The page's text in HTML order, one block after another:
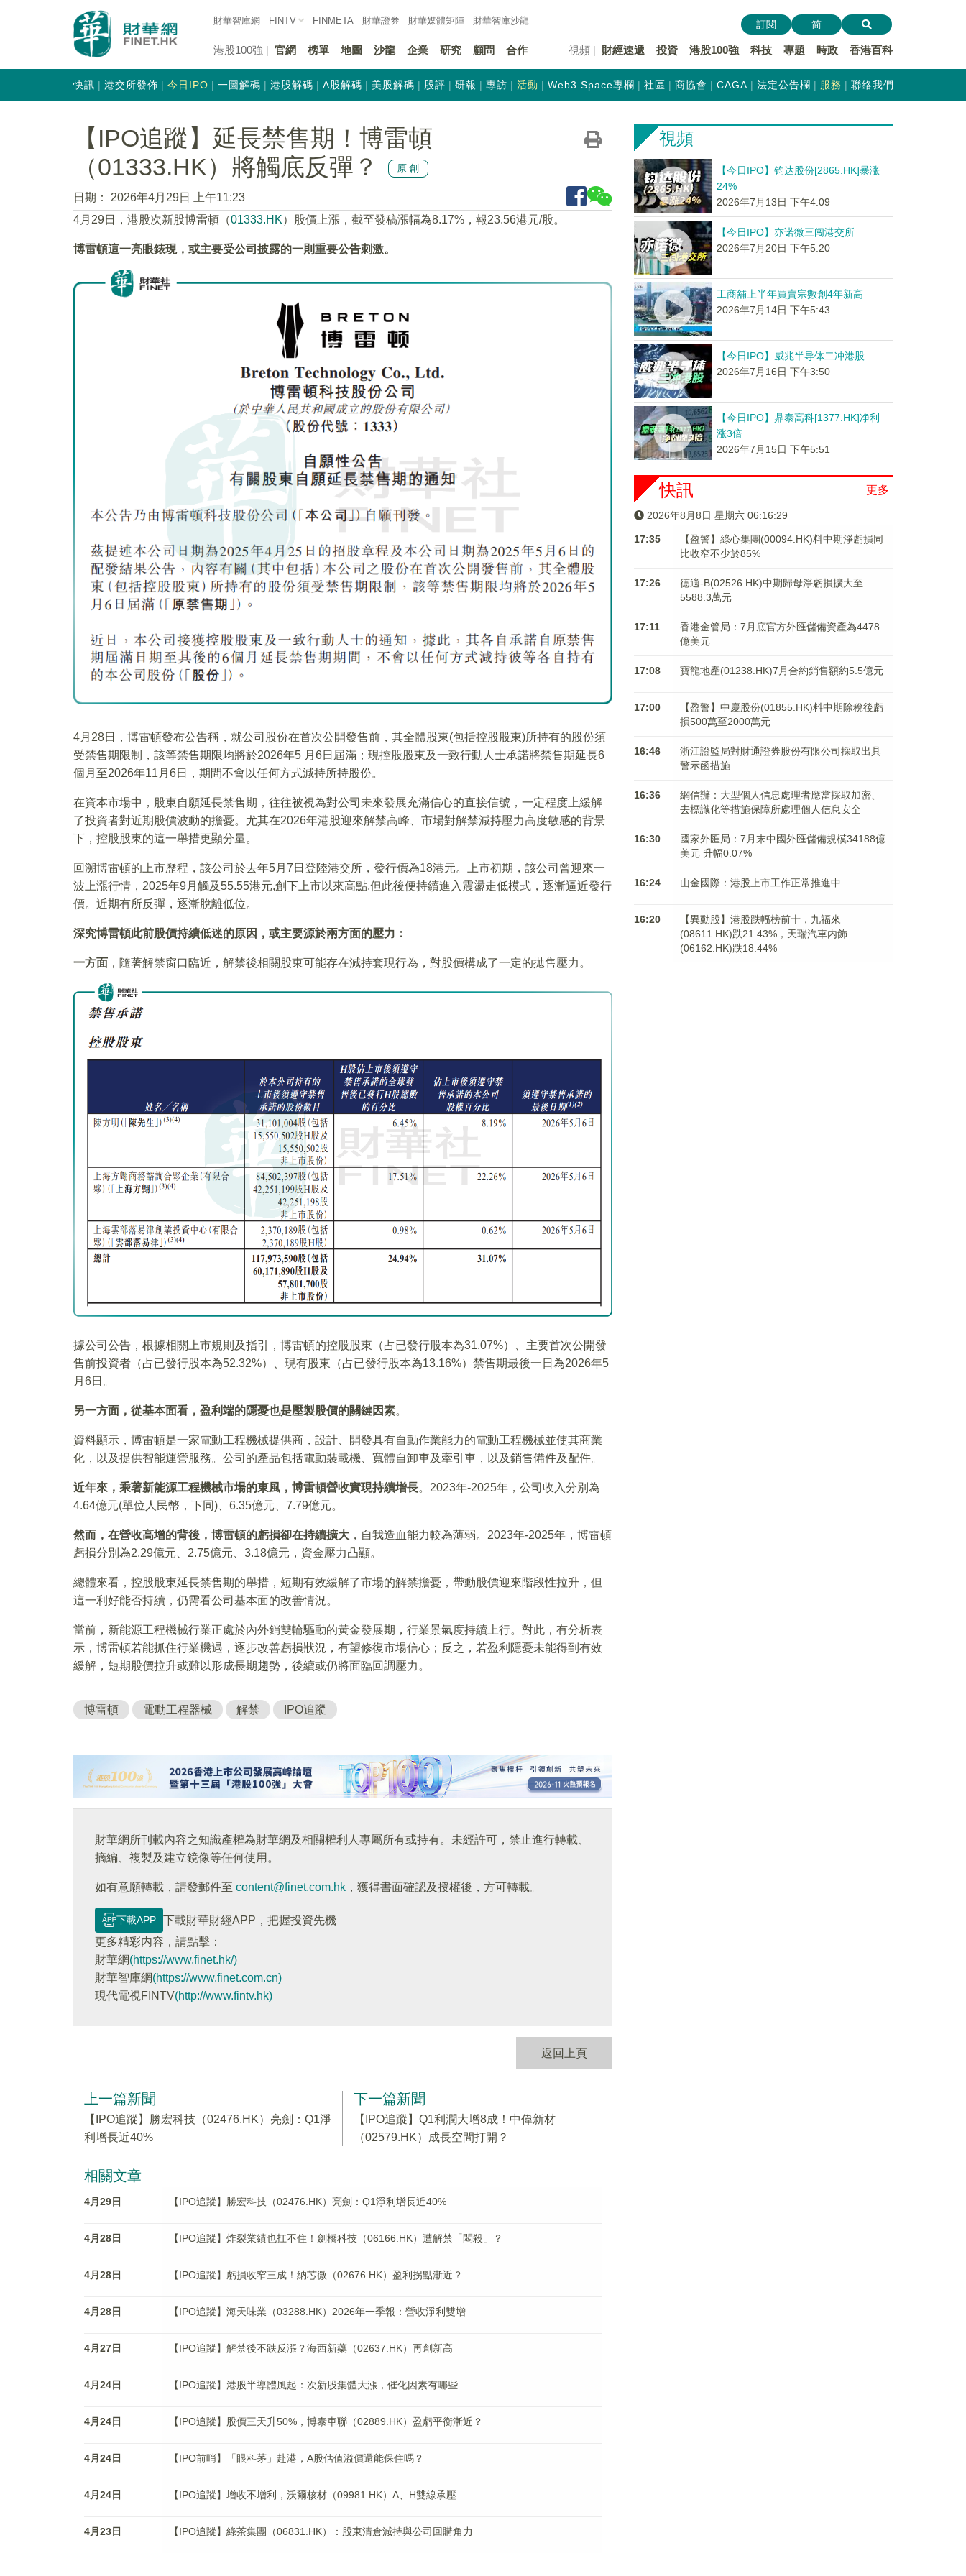
財華智庫網 FINTV FINMETA 財華證券 財華媒體矩陣 財華智庫沙龍
港股100強 官網 榜單 地圖 沙龍 企業 研究 顧問 合作 視頻 財經速遞 投資 港股100強 科技 專題 時政 香港百科
訂閱 简
快訊 港交所發佈 今日IPO 一圖解碼 港股解碼 A股解碼 美股解碼 股評 研報 專訪 活動 Web3 Space專欄 社區 商協會 CAGA 法定公告欄 服務 聯絡我們
【IPO追蹤】延長禁售期！博雷頓
（01333.HK）將觸底反彈？
原創
日期：
2026年4月29日 上午11:23
4月29日，港股次新股博雷頓（01333.HK）股價上漲，截至發稿漲幅為8.17%，報23.56港元/股。
博雷頓這一亮眼錶現，或主要受公司披露的一則重要公告刺激。
4月28日，博雷頓發布公告稱，就公司股份在首次公開發售前，其全體股東(包括控股股東)所持有的股份須
受禁售期限制，該等禁售期限均將於2026年5 月6日屆滿；現控股股東及一致行動人士承諾將禁售期延長6
個月至2026年11月6日，期間不會以任何方式減持所持股份。
在資本市場中，股東自願延長禁售期，往往被視為對公司未來發展充滿信心的直接信號，一定程度上緩解
了投資者對近期股價波動的擔憂。尤其在2026年港股迎來解禁高峰、市場對解禁減持壓力高度敏感的背景
下，控股股東的這一舉措更顯分量。
回溯博雷頓的上市歷程，該公司於去年5月7日登陸港交所，發行價為18港元。上市初期，該公司曾迎來一
波上漲行情，2025年9月觸及55.55港元,創下上市以來高點,但此後便持續進入震盪走低模式，逐漸逼近發行
價。近期有所反彈，逐漸脫離低位。
深究博雷頓此前股價持續低迷的原因，或主要源於兩方面的壓力：
一方面 ，隨著解禁窗口臨近，解禁後相關股東可能存在減持套現行為，對股價構成了一定的拋售壓力。
據公司公告，根據相關上市規則及指引，博雷頓的控股股東（占已發行股本為31.07%）、主要首次公開發
售前投資者（占已發行股本為52.32%）、現有股東（占已發行股本為13.16%）禁售期最後一日為2026年5
月6日。
另一方面，從基本面看，盈利端的隱憂也是壓製股價的關鍵因素。
資料顯示，博雷頓是一家電動工程機械提供商，設計、開發具有自動作業能力的電動工程機械並使其商業
化，以及提供智能運營服務。公司的產品包括電動裝載機、寬體自卸車及牽引車，以及銷售備件及配件。
近年來，乘著新能源工程機械市場的東風，博雷頓營收實現持續增長。2023年-2025年，公司收入分別為
4.64億元(單位人民幣，下同)、6.35億元、7.79億元。
然而，在營收高增的背後，博雷頓的虧損卻在持續擴大 ，自我造血能力較為薄弱。2023年-2025年，博雷頓
虧損分別為2.29億元、2.75億元、3.18億元，資金壓力凸顯。
總體來看，控股股東延長禁售期的舉措，短期有效緩解了市場的解禁擔憂，帶動股價迎來階段性拉升，但
這一利好能否持續，仍需看公司基本面的改善情況。
當前，新能源工程機械行業正處於內外銷雙輪驅動的黃金發展期，行業景氣度持續上行。對此，有分析表
示，博雷頓若能抓住行業機遇，逐步改善虧損狀況，有望修復市場信心；反之，若盈利隱憂未能得到有效
緩解，短期股價拉升或難以形成長期趨勢，後續或仍將面臨回調壓力。
博雷頓 電動工程器械 解禁 IPO追蹤
財華網所刊載內容之知識產權為財華網及相關權利人專屬所有或持有。未經許可，禁止進行轉載、
摘編、複製及建立鏡像等任何使用。
如有意願轉載，請發郵件至 content@finet.com.hk ，獲得書面確認及授權後，方可轉載。
下載APP
下載財華財經APP，把握投資先機
更多精彩内容，請點擊：
財華網(https://www.finet.hk/)
財華智庫網(https://www.finet.com.cn)
現代電視FINTV(http://www.fintv.hk)
返回上頁
上一篇新聞
【IPO追蹤】勝宏科技（02476.HK）亮劍：Q1淨
利增長近40%
下一篇新聞
【IPO追蹤】Q1利潤大增8成！中偉新材
（02579.HK）成長空間打開？
相關文章
4月29日 【IPO追蹤】勝宏科技（02476.HK）亮劍：Q1淨利增長近40%
4月28日 【IPO追蹤】炸裂業績也扛不住！劍橋科技（06166.HK）遭解禁「悶殺」？
4月28日 【IPO追蹤】虧損收窄三成！納芯微（02676.HK）盈利拐點漸近？
4月28日 【IPO追蹤】海天味業（03288.HK）2026年一季報：營收淨利雙增
4月27日 【IPO追蹤】解禁後不跌反漲？海西新藥（02637.HK）再創新高
4月24日 【IPO追蹤】港股半導體風起：次新股集體大漲，催化因素有哪些
4月24日 【IPO追蹤】股價三天升50%，博泰車聯（02889.HK）盈虧平衡漸近？
4月24日 【IPO前哨】「眼科茅」赴港，A股估值溢價還能保住嗎？
4月24日 【IPO追蹤】增收不增利，沃爾核材（09981.HK）A、H雙線承壓
4月23日 【IPO追蹤】綠茶集團（06831.HK）：股東清倉減持與公司回購角力
視頻
【今日IPO】钧达股份[2865.HK]暴涨
24%
2026年7月13日 下午4:09
【今日IPO】亦诺微三闯港交所
2026年7月20日 下午5:20
工商舖上半年買賣宗數創4年新高
2026年7月14日 下午5:43
【今日IPO】威兆半导体二冲港股
2026年7月16日 下午3:50
【今日IPO】鼎泰高科[1377.HK]净利
涨3倍
2026年7月15日 下午5:51
更多
快訊
2026年8月8日 星期六 06:16:30
17:35
【盈警】綠心集團(00094.HK)料中期淨虧損同
比收窄不少於85%
17:26
德適-B(02526.HK)中期歸母淨虧損擴大至
5588.3萬元
17:11
香港金管局：7月底官方外匯儲備資產為4478
億美元
17:08 寶龍地產(01238.HK)7月合約銷售額約5.5億元
17:00
【盈警】中慶股份(01855.HK)料中期除稅後虧
損500萬至2000萬元
16:46
浙江證監局對財通證券股份有限公司採取出具
警示函措施
16:36
網信辦：大型個人信息處理者應當採取加密、
去標識化等措施保障所處理個人信息安全
16:30
國家外匯局：7月末中國外匯儲備規模34188億
美元 升幅0.07%
16:24 山金國際：港股上市工作正常推進中
16:20
【異動股】港股跌幅榜前十，九福來
(08611.HK)跌21.43%，天瑞汽車内飾
(06162.HK)跌18.44%